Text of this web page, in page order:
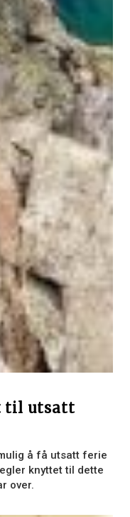
til utsatt
å få utsatt ferie
knyttet til dette
over.